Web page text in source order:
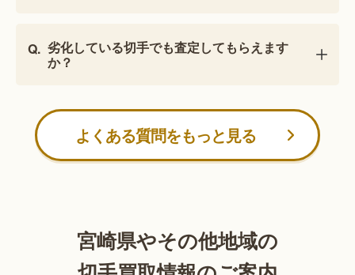
劣化している切手でも査定してもらえます
か？
よくある質問をもっと見る
宮崎県やその他地域の